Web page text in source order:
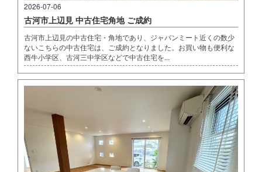
2026-07-06
古河市上辺見 中古住宅角地 ご成約
古河市上辺見の中古住宅・角地であり、ジャパンミート近くの数少
ないこちらの中古住宅は、ご成約となりました。お買い物も便利な
西牛小学区、古河三中学区などで中古住宅を...